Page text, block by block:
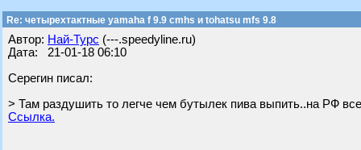
Re: четырехтактные yamaha f 9.9 cmhs и tohatsu mfs 9.8
Автор: Най-Турс (---.speedyline.ru)
Дата: 21-01-18 06:10
Серегин писал:
> Там раздушить то легче чем бутылек пива выпить..на РФ
Ссылка.